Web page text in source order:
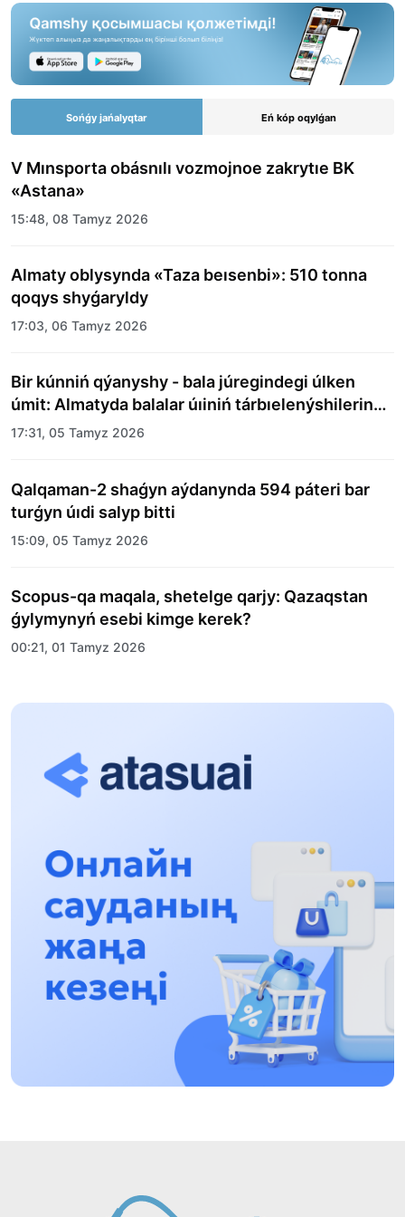
Sońǵy jańalyqtar Eń kóp oqylǵan
V Mınsporta obásnılı vozmojnoe zakrytıe BK
«Astana»
15:48, 08 Tamyz 2026
Almaty oblysynda «Taza beısenbi»: 510 tonna
qoqys shyǵaryldy
17:03, 06 Tamyz 2026
Bir kúnniń qýanyshy - bala júregindegi úlken
úmit: Almatyda balalar úıiniń tárbıelenýshilerine
merekelik kún uıymdastyryldy
17:31, 05 Tamyz 2026
Qalqaman-2 shaǵyn aýdanynda 594 páteri bar
turǵyn úıdi salyp bitti
15:09, 05 Tamyz 2026
Scopus-qa maqala, shetelge qarjy: Qazaqstan
ǵylymynyń esebi kimge kerek?
00:21, 01 Tamyz 2026
«Zań kerýeni» jobasy: Abaı oblysynda quqyqtyq
17:31, 31 Shilde 2026
13:13, 30 Shilde 2026
Asqat Asylbekov: Kúshti bılikke kúshti tulǵalar
kerek!
12:01, 28 Shilde 2026
Abzal Dostıar: Dýman Muhametkárimdi Almaty
túrmesine aýystyrýy múmkin
16:15, 27 Shilde 2026